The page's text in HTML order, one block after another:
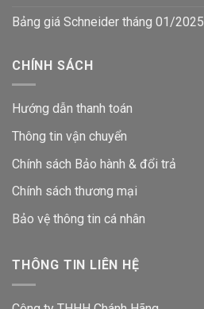
Bảng giá Schneider tháng 01/2025
CHÍNH SÁCH
Hướng dẫn thanh toán
Thông tin vận chuyển
Chính sách Bảo hành & đổi trả
Chính sách thương mại
Bảo vệ thông tin cá nhân
THÔNG TIN LIÊN HỆ